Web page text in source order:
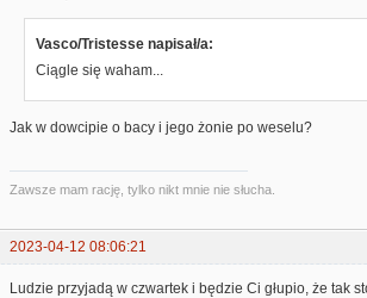
Vasco/Tristesse napisał/a:
Ciągle się waham...
Jak w dowcipie o bacy i jego żonie po weselu?
Zawsze mam rację, tylko nikt mnie nie słucha.
2023-04-12 08:06:21
Ludzie przyjadą w czwartek i będzie Ci głupio, że tak